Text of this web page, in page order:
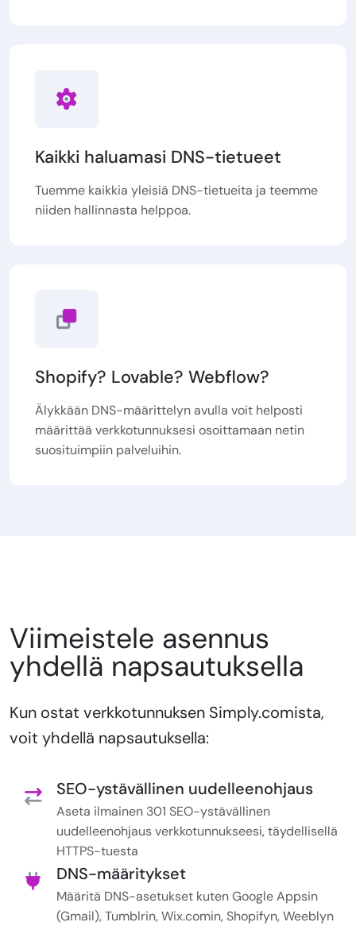
Kaikki haluamasi DNS-tietueet
Tuemme kaikkia yleisiä DNS-tietueita ja teemme
niiden hallinnasta helppoa.
Shopify? Lovable? Webflow?
Älykkään DNS-määrittelyn avulla voit helposti
määrittää verkkotunnuksesi osoittamaan netin
suosituimpiin palveluihin.
Viimeistele asennus
yhdellä napsautuksella
Kun ostat verkkotunnuksen Simply.comista,
voit yhdellä napsautuksella:
SEO-ystävällinen uudelleenohjaus
Aseta ilmainen 301 SEO-ystävällinen
uudelleenohjaus verkkotunnukseesi, täydellisellä
HTTPS-tuesta
DNS-määritykset
Määritä DNS-asetukset kuten Google Appsin
(Gmail), Tumblrin, Wix.comin, Shopifyn, Weeblyn